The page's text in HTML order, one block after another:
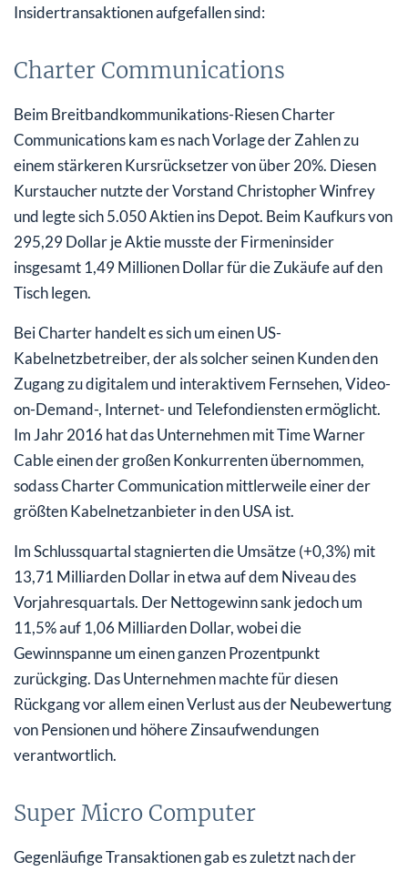
Insidertransaktionen aufgefallen sind:
Charter Communications
Beim Breitbandkommunikations-Riesen Charter
Communications kam es nach Vorlage der Zahlen zu
einem stärkeren Kursrücksetzer von über 20%. Diesen
Kurstaucher nutzte der Vorstand Christopher Winfrey
und legte sich 5.050 Aktien ins Depot. Beim Kaufkurs von
295,29 Dollar je Aktie musste der Firmeninsider
insgesamt 1,49 Millionen Dollar für die Zukäufe auf den
Tisch legen.
Bei Charter handelt es sich um einen US-
Kabelnetzbetreiber, der als solcher seinen Kunden den
Zugang zu digitalem und interaktivem Fernsehen, Video-
on-Demand-, Internet- und Telefondiensten ermöglicht.
Im Jahr 2016 hat das Unternehmen mit Time Warner
Cable einen der großen Konkurrenten übernommen,
sodass Charter Communication mittlerweile einer der
größten Kabelnetzanbieter in den USA ist.
Im Schlussquartal stagnierten die Umsätze (+0,3%) mit
13,71 Milliarden Dollar in etwa auf dem Niveau des
Vorjahresquartals. Der Nettogewinn sank jedoch um
11,5% auf 1,06 Milliarden Dollar, wobei die
Gewinnspanne um einen ganzen Prozentpunkt
zurückging. Das Unternehmen machte für diesen
Rückgang vor allem einen Verlust aus der Neubewertung
von Pensionen und höhere Zinsaufwendungen
verantwortlich.
Super Micro Computer
Gegenläufige Transaktionen gab es zuletzt nach der